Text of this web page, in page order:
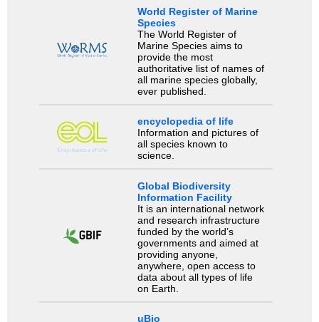
World Register of Marine
Species
The World Register of
Marine Species aims to
provide the most
authoritative list of names of
all marine species globally,
ever published.
encyclopedia of life
Information and pictures of
all species known to
science.
Global Biodiversity
Information Facility
It is an international network
and research infrastructure
funded by the world’s
governments and aimed at
providing anyone,
anywhere, open access to
data about all types of life
on Earth.
uBio